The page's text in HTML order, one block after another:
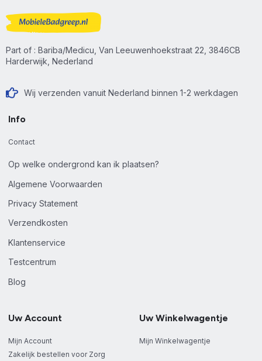
Part of : Bariba/Medicu, Van Leeuwenhoekstraat 22, 3846CB
Harderwijk, Nederland
Wij verzenden vanuit Nederland binnen 1-2 werkdagen
Info
Contact
Op welke ondergrond kan ik plaatsen?
Algemene Voorwaarden
Privacy Statement
Verzendkosten
Klantenservice
Testcentrum
Blog
Uw Account
Mijn Account
Zakelijk bestellen voor Zorg
Uw Winkelwagentje
Mijn Winkelwagentje